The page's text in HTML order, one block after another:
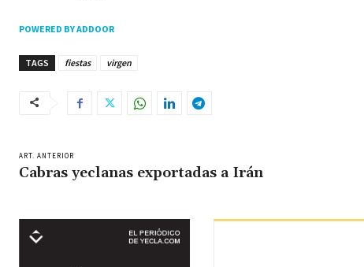
POWERED BY ADDOOR
TAGS fiestas virgen
ART. ANTERIOR
Cabras yeclanas exportadas a Irán